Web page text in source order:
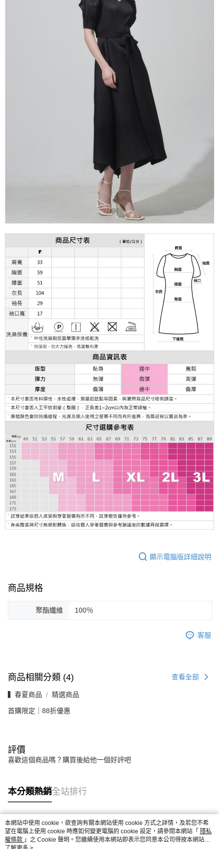
顯示電腦版詳細說明
商品規格
聚酯纖維 100％
客服
商品相關分類 (4) 查看全部
▍春夏商品 精選商品
首購限定｜88折優惠
評價
喜歡這個商品嗎？購買後給他一個好評吧
本分類熱銷全站排行
熱門標籤
本網站中使用 cookie，欲查詢有關本網站使用 cookie 方式之詳情，及若您不希
望在電腦上使用 cookie 時應如何變更電腦的 cookie 設定，請參閱本網站「 隱私
權條款 」之 Cookie 聲明。您繼續使用本網站即表示您同意本公司得按本網站使